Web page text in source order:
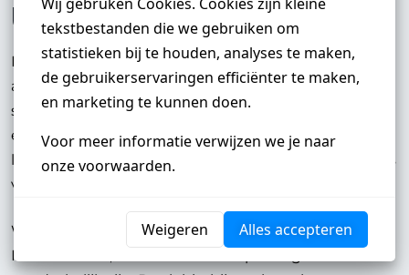
UITBREIDEN
De prijs voor het uitbreiden van een groepenkast is
afhankelijk van uw huidige groepenkast of
stoppenkast en de benodigde werkzaamheden. Bij
een goed onderhouden groepenkast zijn de kosten
laag. Dit is omdat er minder tijd en materiaal nodig is
voor de uitbreiding.
Wanneer de groepenkast echter niet voldoet aan de
NEN-normen, kunnen extra aanpassingen